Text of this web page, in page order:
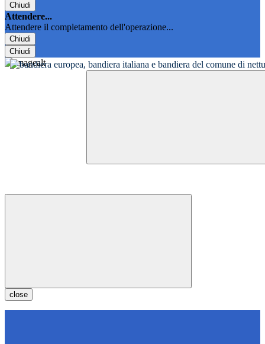
Chiudi
Attendere...
Attendere il completamento dell'operazione...
Chiudi
Chiudi
close